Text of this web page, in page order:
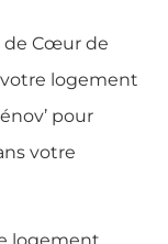
de Cœur de
logement
pour
votre